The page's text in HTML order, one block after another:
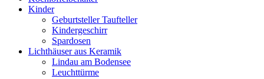
Kinder
Geburtsteller Taufteller
Kindergeschirr
Spardosen
Lichthäuser aus Keramik
Lindau am Bodensee
Leuchttürme